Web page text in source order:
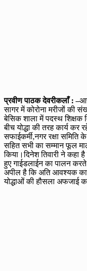
प्रवीण पाठक देवरीकलाँ : –
सागर में कोरोना मरीजों की
बेसिक शाला में पदस्थ शिक्षक
बीच योद्धा की तरह कार्य कर
सफाईकर्मी,नगर रक्षा समिति
सहित सभी का सम्मान फूल
किया।दिनेश तिवारी ने कहा
हुए गाईडलाईन का पालन
अपील है कि अति आवश्यक
योद्धाओं की हौसला अफजाई